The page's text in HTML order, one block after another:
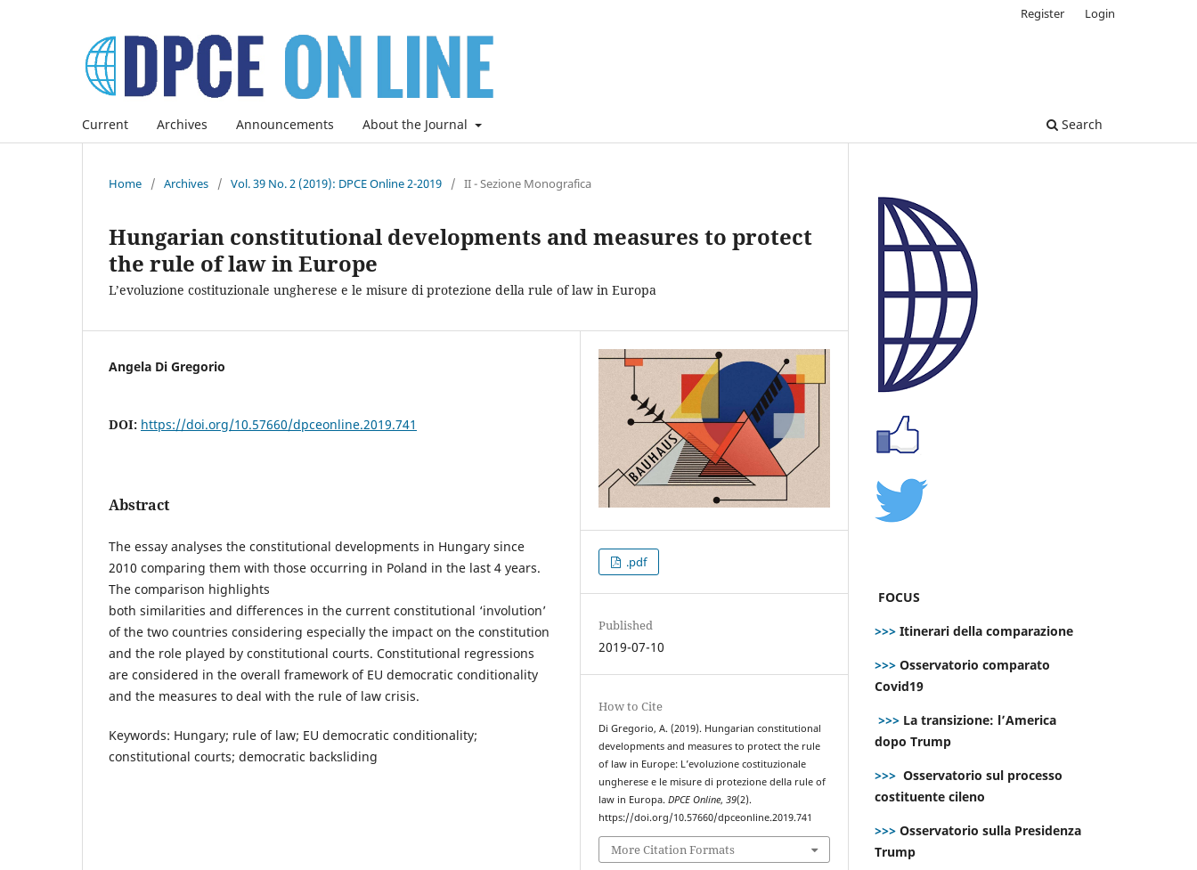
Current Archives Announcements About the Journal Search
Register Login
Home / Archives / Vol. 39 No. 2 (2019): DPCE Online 2-2019 / II - Sezione Monografica
Hungarian constitutional developments and measures to protect
the rule of law in Europe
L’evoluzione costituzionale ungherese e le misure di protezione della rule of law in Europa
Angela Di Gregorio
DOI: https://doi.org/10.57660/dpceonline.2019.741
Abstract
The essay analyses the constitutional developments in Hungary since
2010 comparing them with those occurring in Poland in the last 4 years.
The comparison highlights
both similarities and differences in the current constitutional ‘involution’
of the two countries considering especially the impact on the constitution
and the role played by constitutional courts. Constitutional regressions
are considered in the overall framework of EU democratic conditionality
and the measures to deal with the rule of law crisis.
Keywords: Hungary; rule of law; EU democratic conditionality;
constitutional courts; democratic backsliding
.pdf
Published
2019-07-10
How to Cite
Di Gregorio, A. (2019). Hungarian constitutional
developments and measures to protect the rule
of law in Europe: L’evoluzione costituzionale
ungherese e le misure di protezione della rule of
law in Europa.DPCE Online,39(2).
https://doi.org/10.57660/dpceonline.2019.741
More Citation Formats
FOCUS
>>> Itinerari della comparazione
>>> Osservatorio comparato
Covid19
>>> La transizione: l’America
dopo Trump
>>> Osservatorio sul processo
costituente cileno
>>> Osservatorio sulla Presidenza
Trump